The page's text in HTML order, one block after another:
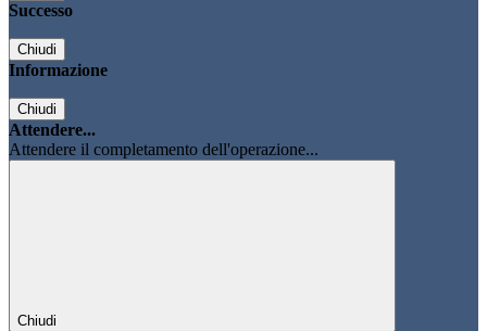
Successo
Chiudi
Informazione
Chiudi
Attendere...
Attendere il completamento dell'operazione...
Chiudi